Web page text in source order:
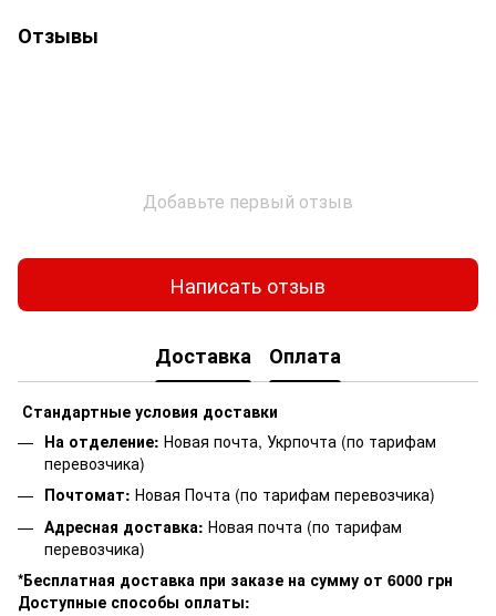
Отзывы
Добавьте первый отзыв
Написать отзыв
Доставка Оплата
Стандартные условия доставки
На отделение: Новая почта, Укрпочта (по тарифам
перевозчика)
Почтомат: Новая Почта (по тарифам перевозчика)
Адресная доставка: Новая почта (по тарифам
перевозчика)
*Бесплатная доставка при заказе на сумму от 6000 грн
Доступные способы оплаты: